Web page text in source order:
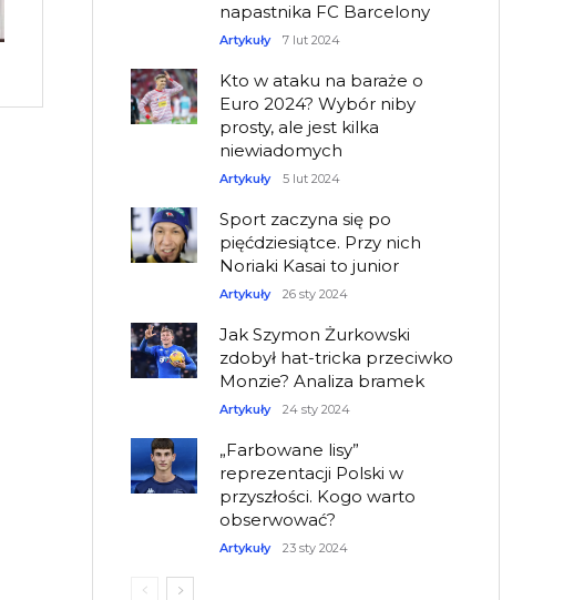
napastnika FC Barcelony
Artykuły 7 lut 2024
Kto w ataku na baraże o
Euro 2024? Wybór niby
prosty, ale jest kilka
niewiadomych
Artykuły 5 lut 2024
Sport zaczyna się po
pięćdziesiątce. Przy nich
Noriaki Kasai to junior
Artykuły 26 sty 2024
Jak Szymon Żurkowski
zdobył hat-tricka przeciwko
Monzie? Analiza bramek
Artykuły 24 sty 2024
„Farbowane lisy”
reprezentacji Polski w
przyszłości. Kogo warto
obserwować?
Artykuły 23 sty 2024